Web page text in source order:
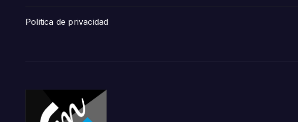
Politica de privacidad